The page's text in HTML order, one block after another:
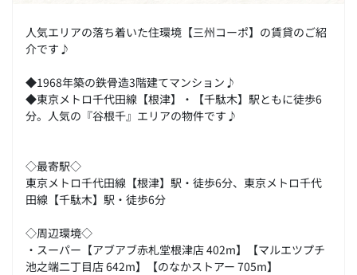
人気エリアの落ち着いた住環境【三州コーポ】の賃貸のご紹
介です♪
◆1968年築の鉄骨造3階建てマンション♪
◆東京メトロ千代田線【根津】・【千駄木】駅ともに徒歩6
分。人気の『谷根千』エリアの物件です♪
◇最寄駅◇
東京メトロ千代田線【根津】駅・徒歩6分、東京メトロ千代
田線【千駄木】駅・徒歩6分
◇周辺環境◇
・スーパー【アブアブ赤札堂根津店 402m】【マルエツプチ
池之端二丁目店 642m】【のなかストアー 705m】